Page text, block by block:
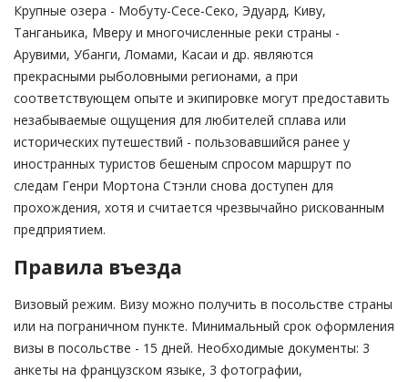
Крупные озера - Мобуту-Сесе-Секо, Эдуард, Киву,
Танганьика, Мверу и многочисленные реки страны -
Арувими, Убанги, Ломами, Касаи и др. являются
прекрасными рыболовными регионами, а при
соответствующем опыте и экипировке могут предоставить
незабываемые ощущения для любителей сплава или
исторических путешествий - пользовавшийся ранее у
иностранных туристов бешеным спросом маршрут по
следам Генри Мортона Стэнли снова доступен для
прохождения, хотя и считается чрезвычайно рискованным
предприятием.
Правила въезда
Визовый режим. Визу можно получить в посольстве страны
или на пограничном пункте. Минимальный срок оформления
визы в посольстве - 15 дней. Необходимые документы: 3
анкеты на французском языке, 3 фотографии,